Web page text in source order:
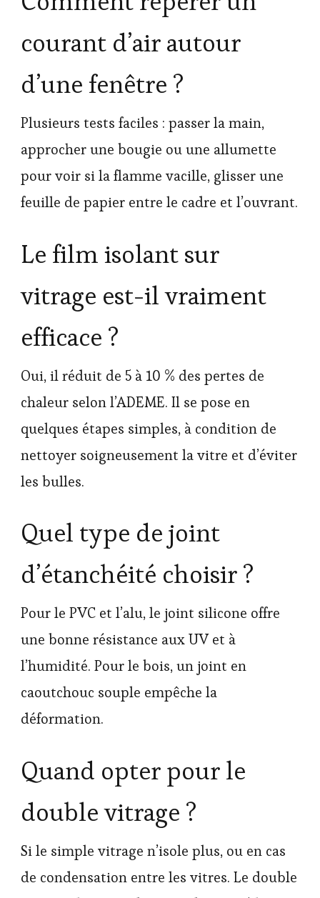
courant d’air autour
d’une fenêtre ?
Plusieurs tests faciles : passer la main,
approcher une bougie ou une allumette
pour voir si la flamme vacille, glisser une
feuille de papier entre le cadre et l’ouvrant.
Le film isolant sur
vitrage est-il vraiment
efficace ?
Oui, il réduit de 5 à 10 % des pertes de
chaleur selon l’ADEME. Il se pose en
quelques étapes simples, à condition de
nettoyer soigneusement la vitre et d’éviter
les bulles.
Quel type de joint
d’étanchéité choisir ?
Pour le PVC et l’alu, le joint silicone offre
une bonne résistance aux UV et à
l’humidité. Pour le bois, un joint en
caoutchouc souple empêche la
déformation.
Quand opter pour le
double vitrage ?
Si le simple vitrage n’isole plus, ou en cas
de condensation entre les vitres. Le double